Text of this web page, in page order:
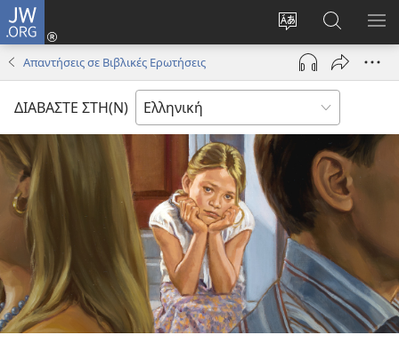
JW.ORG
Αλλαγή
γλώσσας
ιστότοπου
Σύνδεση
(ανοίγει
παράθυρο)
στο
JW.ORG
Απαντήσεις σε Βιβλικές Ερωτήσεις
ΔΙΑΒΑΣΤΕ ΣΤΗ(Ν)